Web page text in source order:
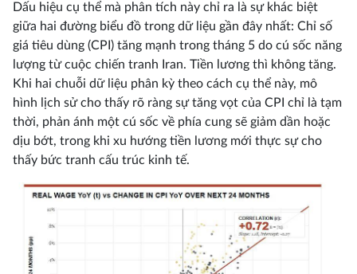
Dấu hiệu cụ thể mà phân tích này chỉ ra là sự khác biệt
giữa hai đường biểu đồ trong dữ liệu gần đây nhất: Chỉ số
giá tiêu dùng (CPI) tăng mạnh trong tháng 5 do cú sốc năng
lượng từ cuộc chiến tranh Iran. Tiền lương thì không tăng.
Khi hai chuỗi dữ liệu phân kỳ theo cách cụ thể này, mô
hình lịch sử cho thấy rõ ràng sự tăng vọt của CPI chỉ là tạm
thời, phản ánh một cú sốc về phía cung sẽ giảm dần hoặc
dịu bớt, trong khi xu hướng tiền lương mới thực sự cho
thấy bức tranh cấu trúc kinh tế.